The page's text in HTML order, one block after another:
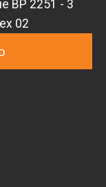
BP 2251 - 3
02